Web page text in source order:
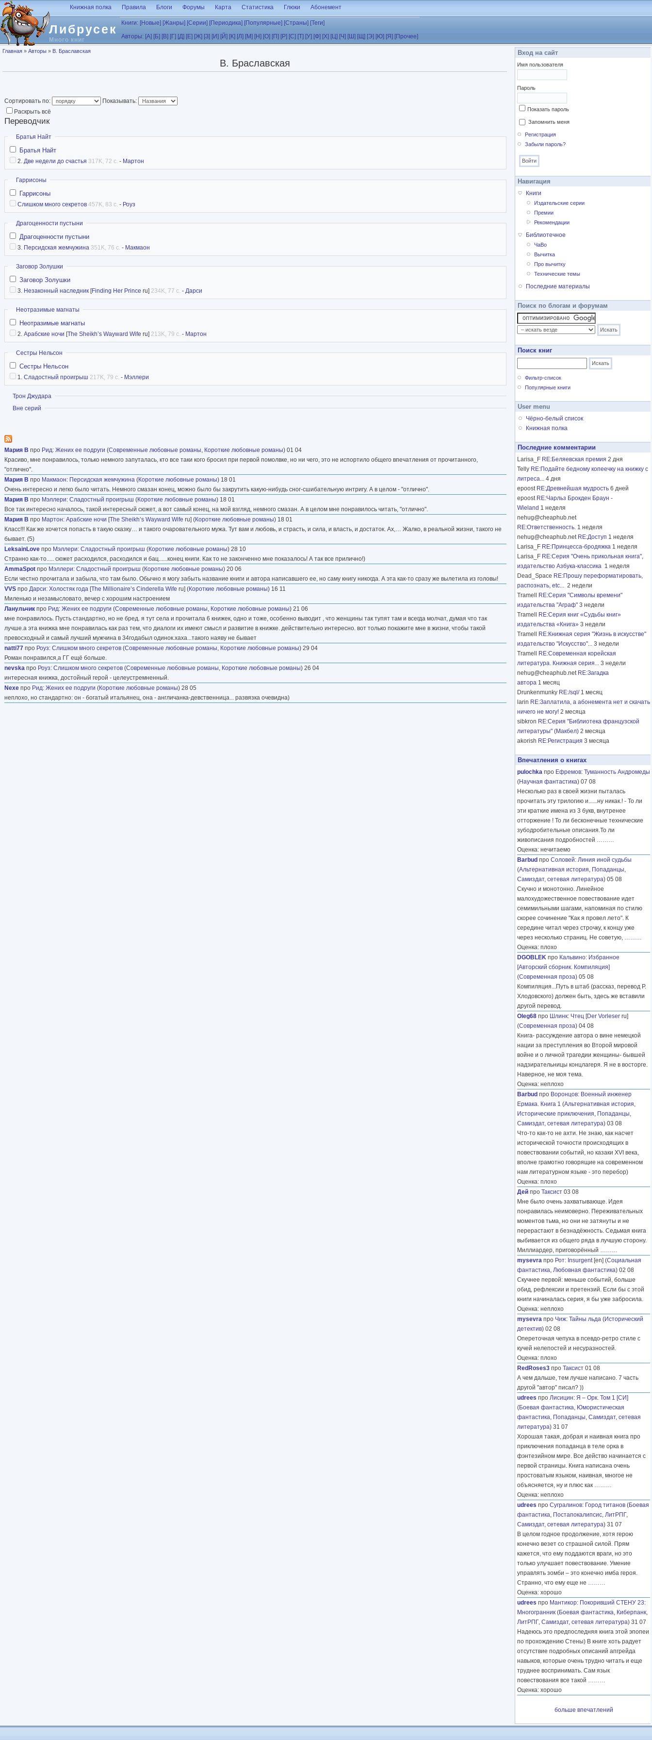
Перейти к основному содержанию
Либрусек
Много книг
Книжная полка Правила Блоги Форумы Карта Статистика Глюки Абонемент
Книги: [Новые] [Жанры] [Серии] [Периодика] [Популярные] [Страны] [Теги]
Авторы: [А] [Б] [В] [Г] [Д] [Е] [Ж] [З] [И] [Й] [К] [Л] [М] [Н] [О] [П] [Р] [С] [Т] [У] [Ф] [Х] [Ц] [Ч] [Ш] [Щ] [Э] [Ю] [Я] [Прочее]
Вы здесь
Главная » Авторы » В. Браславская
В. Браславская
Сортировать по:
Показывать:
Раскрыть всё
Переводчик
Скрыть
Братья Найт
Братья Найт
2. Две недели до счастья 317K, 72 с. - Мартон
Скрыть
Гаррисоны
Гаррисоны
Слишком много секретов 457K, 83 с. - Роуз
Скрыть
Драгоценности пустыни
Драгоценности пустыни
3. Персидская жемчужина 351K, 76 с. - Макмаон
Скрыть
Заговор Золушки
Заговор Золушки
3. Незаконный наследник [Finding Her Prince ru] 234K, 77 с. - Дарси
Скрыть
Неотразимые магнаты
Неотразимые магнаты
2. Арабские ночи [The Sheikh’s Wayward Wife ru] 213K, 79 с. - Мартон
Скрыть
Сестры Нельсон
Сестры Нельсон
1. Сладостный проигрыш 217K, 79 с. - Мэллери
Показать
Трон Джудара
Показать
Вне серий
Мария В про Рид: Жених ее подруги (Современные любовные романы, Короткие любовные романы) 01 04
Красиво, мне понравилось, только немного запуталась, кто все таки кого бросил при первой помолвке, но ни чего, это не испортило общего впечатления от прочитанного,
"отлично".
Мария В про Макмаон: Персидская жемчужина (Короткие любовные романы) 18 01
Очень интересно и легко было читать. Немного смазан конец, можно было бы закрутить какую-нибудь сног-сшибательную интригу. А в целом - "отлично".
Мария В про Мэллери: Сладостный проигрыш (Короткие любовные романы) 18 01
Все так интересно началось, такой интересный сюжет, а вот самый конец, на мой взгляд, немного смазан. А в целом мне понравилось читать, "отлично".
Мария В про Мартон: Арабские ночи [The Sheikh’s Wayward Wife ru] (Короткие любовные романы) 18 01
Класс!!! Как же хочется попасть в такую сказку… и такого очаровательного мужа. Тут вам и любовь, и страсть, и сила, и власть, и достаток. Ах,… Жалко, в реальной жизни, такого не
бывает. (5)
LeksainLove про Мэллери: Сладостный проигрыш (Короткие любовные романы) 28 10
Странно как-то..... сюжет расходился, расходился и бац......конец книги. Как то не законченно мне показалось! А так все прилично!)
AmmaSpot про Мэллери: Сладостный проигрыш (Короткие любовные романы) 20 06
Если честно прочитала и забыла, что там было. Обычно я могу забыть название книги и автора написавшего ее, но саму книгу никогда. А эта как-то сразу же вылетила из головы!
VVS про Дарси: Холостяк года [The Millionaire’s Cinderella Wife ru] (Короткие любовные романы) 16 11
Миленько и незамысловато, вечер с хорошим настроением
Ланульчик про Рид: Жених ее подруги (Современные любовные романы, Короткие любовные романы) 21 06
мне понравилось. Пусть стандартно, но не бред. я тут села и прочитала 6 книжек, одно и тоже, особенно выводит , что женщины так тупят там и всегда молчат, думая что так
лучше.а эта книжка мне понравилась как раз тем, что диалоги их имеют смысл и развитие в книжке. действительно интересно. вот только покажите мне в жизни, чтобы такой
превосходный и самый лучший мужчина в 34годабыл одинок.хаха...такого наяву не бывает
natti77 про Роуз: Слишком много секретов (Современные любовные романы, Короткие любовные романы) 29 04
Роман понравился,а ГГ ещё больше.
nevska про Роуз: Слишком много секретов (Современные любовные романы, Короткие любовные романы) 26 04
интересная книжка, достойный герой - целеустремненный.
Nexe про Рид: Жених ее подруги (Короткие любовные романы) 28 05
неплохо, но стандартно: он - богатый итальянец, она - англичанка-девственница... развязка очевидна)
Вход на сайт
Имя пользователя
Пароль
Показать пароль
Запомнить меня
Регистрация
Забыли пароль?
Навигация
Книги
Издательские серии
Премии
Рекомендации
Библиотечное
ЧаВо
Вычитка
Про вычитку
Технические темы
Последние материалы
Поиск по блогам и форумам
Поиск книг
Фильтр-список
Популярные книги
User menu
Чёрно-белый список
Книжная полка
Последние комментарии
Larisa_F RE:Беляевская премия 2 дня
Telly RE:Подайте бедному копеечку на книжку с
литреса... 4 дня
epoost RE:Древнейшая мудрость 6 дней
epoost RE:Чарльз Брокден Браун -
Wieland 1 неделя
nehug@cheaphub.net
RE:Ответственность. 1 неделя
nehug@cheaphub.net RE:Доступ 1 неделя
Larisa_F RE:Принцесса-бродяжка 1 неделя
Larisa_F RE:Серия "Очень прикольная книга",
издательство Азбука-классика 1 неделя
Dead_Space RE:Прошу переформатировать,
распознать, etc... 2 недели
Tramell
RE:Серия "Символы времени"
издательства "Аграф" 3 недели
Tramell
RE:Серия книг «Судьбы книг»
издательства «Книга» 3 недели
Tramell
RE:Книжная серия "Жизнь в искусстве"
издательство "Искусство"... 3 недели
Tramell
RE:Современная корейская
литература. Книжная серия... 3 недели
nehug@cheaphub.net RE:Загадка
автора 1 месяц
Drunkenmunky RE:/sql/ 1 месяц
larin RE:Заплатила, а абонемента нет и скачать
ничего не могу! 2 месяца
sibkron RE:Серия "Библиотека французской
литературы" (Макбел) 2 месяца
akorish RE:Регистрация 3 месяца
Впечатления о книгах
pulochka про Ефремов: Туманность Андромеды
(Научная фантастика) 07 08
Несколько раз в своей жизни пыталась
прочитать эту трилогию и......ну никак.! - То ли
эти краткие имена из 3 букв, внутренее
отторжение ! То ли бесконечные технические
зубодробительные описания.То ли
живописания подробностей ………
Оценка: нечитаемо
Barbud про Соловей: Линия иной судьбы
(Альтернативная история, Попаданцы,
Самиздат, сетевая литература) 05 08
Скучно и монотонно. Линейное
малохудожественное повествование идет
семимильными шагами, напоминая по стилю
скорее сочинение "Как я провел лето". К
середине читал через строчку, к концу уже
через несколько страниц. Не советую, ………
Оценка: плохо
DGOBLEK про Кальвино: Избранное
[Авторский сборник. Компиляция]
(Современная проза) 05 08
Компиляция...Путь в штаб (рассказ, перевод Р.
Хлодовского) должен быть, здесь же вставили
другой перевод.
Oleg68 про Шлинк: Чтец [Der Vorleser ru]
(Современная проза) 04 08
Книга- рассуждение автора о вине немецкой
нации за преступления во Второй мировой
войне и о личной трагедии женщины- бывшей
надзирательницы концлагеря. Я не в восторге.
Наверное, не моя тема.
Оценка: неплохо
Barbud про Воронцов: Военный инженер
Ермака. Книга 1 (Альтернативная история,
Исторические приключения, Попаданцы,
Самиздат, сетевая литература) 03 08
Что-то как-то не ахти. Не знаю, как насчет
исторической точности происходящих в
повествовании событий, но казаки XVI века,
вполне грамотно говорящие на современном
нам литературном языке - это перебор)
Оценка: плохо
Дей про Таксист 03 08
Мне было очень захватывающе. Идея
понравилась неимоверно. Переживательных
моментов тьма, но они не затянуты и не
перерастают в безнадёжность. Седьмая книга
выбивается из общего ряда в лучшую сторону.
Миллиардер, приговорённый ………
mysevra про Рот: Insurgent[en] (Социальная
фантастика, Любовная фантастика) 02 08
Скучнее первой: меньше событий, больше
обид, рефлексии и претензий. Если бы с этой
книги начиналась серия, я бы уже забросила.
Оценка: неплохо
mysevra про Чиж: Тайны льда (Исторический
детектив) 02 08
Опереточная чепуха в псевдо-ретро стиле с
кучей нелепостей и несуразностей.
Оценка: плохо
RedRoses3 про Таксист 01 08
А чем дальше, тем лучше написано. 7 часть
другой "автор" писал? ))
udrees про Лисицин: Я – Орк. Том 1 [СИ]
(Боевая фантастика, Юмористическая
фантастика, Попаданцы, Самиздат, сетевая
литература) 31 07
Хорошая такая, добрая и наивная книга про
приключения попаданца в теле орка в
фэнтезийном мире. Все действо начинается с
первой страницы. Книга написана очень
простоватым языком, наивная, многое не
объясняется, ну и плюс как ………
Оценка: неплохо
udrees про Сугралинов: Город титанов (Боевая
фантастика, Постапокалипсис, ЛитРПГ,
Самиздат, сетевая литература) 31 07
В целом годное продолжение, хотя герою
конечно везет со страшной силой. Прям
кажется, что ему поддаются враги, но это
только улучшает повествование. Умение
управлять зомби – это конечно имба героя.
Странно, что ему еще не ………
Оценка: хорошо
udrees про Мантикор: Покоривший СТЕНУ 23:
Многогранник (Боевая фантастика, Киберпанк,
ЛитРПГ, Самиздат, сетевая литература) 31 07
Надеюсь это предпоследняя книга этой эпопеи
по прохождению Стены) В книге хоть радует
отсутствие подробных описаний апгрейда
навыков, которые очень трудно читать и еще
труднее воспринимать. Сам язык
повествования все такой ………
Оценка: хорошо
больше впечатлений